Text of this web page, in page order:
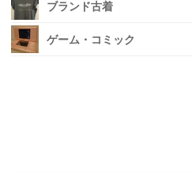
ブランド古着
ゲーム・コミック